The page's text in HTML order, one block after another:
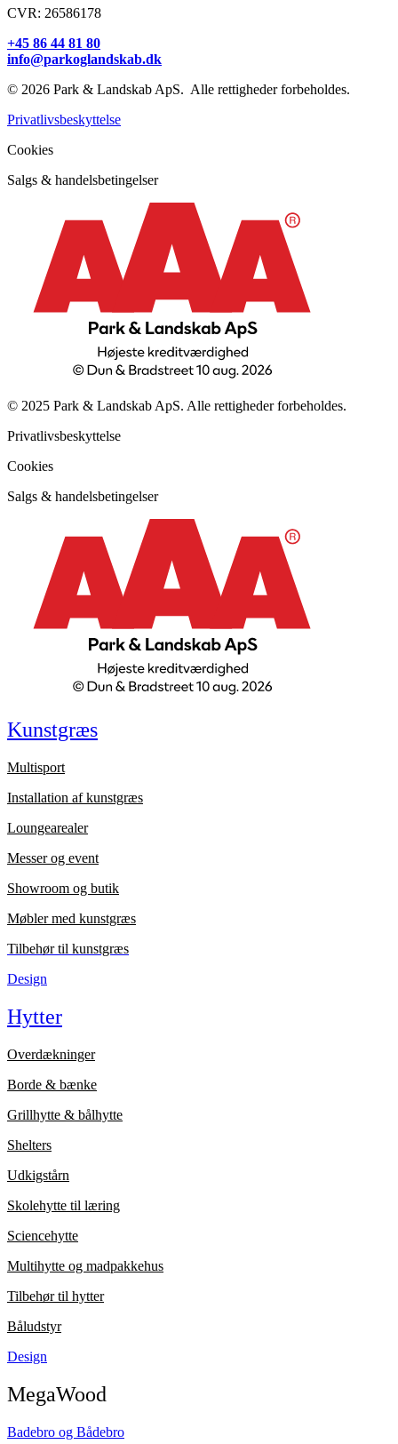
CVR: 26586178
+45 86 44 81 80
info@parkoglandskab.dk
© 2026 Park & Landskab ApS. Alle rettigheder forbeholdes.
Privatlivsbeskyttelse
Cookies
Salgs & handelsbetingelser
© 2025 Park & Landskab ApS. Alle rettigheder forbeholdes.
Privatlivsbeskyttelse
Cookies
Salgs & handelsbetingelser
Kunstgræs
Multisport
Installation af kunstgræs
Loungearealer
Messer og event
Showroom og butik
Møbler med kunstgræs
Tilbehør til kunstgræs
Design
Hytter
Overdækninger
Borde & bænke
Grillhytte & bålhytte
Shelters
Udkigstårn
Skolehytte til læring
Sciencehytte
Multihytte og madpakkehus
Tilbehør til hytter
Båludstyr
Design
MegaWood
Badebro og Bådebro